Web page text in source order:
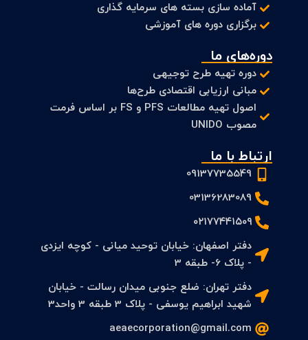
آماده سازی بسته های سرمایه گذاری
برگزاری دوره های آموزشی
دوره‌های ما
دوره تهیه طرح توجیهی
مبانی ارزیابی اقتصادی طرح‌ها
اصول تهیه مطالعات PFS و FS بر اساس فرمت
مصوب UNIDO
ارتباط با ما
09137735549
03136283089
۰۲۱۷۷۴۴۱۵۰۹
دفتر اصفهان: خیابان توحید میانی - کوچه ایزدی
- پلاک 6- طبقه 3
دفتر تهران: ضلع جنوبی میدان رسالت - خیابان
شهید ابراهیم یوسفی - پلاک 3 طبقه 3 واحد3
aeaecorporation@gmail.com